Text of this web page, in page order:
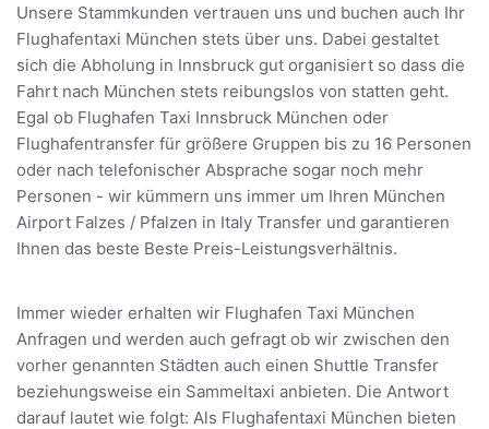
Unsere Stammkunden vertrauen uns und buchen auch Ihr
Flughafentaxi München stets über uns. Dabei gestaltet
sich die Abholung in Innsbruck gut organisiert so dass die
Fahrt nach München stets reibungslos von statten geht.
Egal ob Flughafen Taxi Innsbruck München oder
Flughafentransfer für größere Gruppen bis zu 16 Personen
oder nach telefonischer Absprache sogar noch mehr
Personen - wir kümmern uns immer um Ihren München
Airport Falzes / Pfalzen in Italy Transfer und garantieren
Ihnen das beste Beste Preis-Leistungsverhältnis.
Immer wieder erhalten wir Flughafen Taxi München
Anfragen und werden auch gefragt ob wir zwischen den
vorher genannten Städten auch einen Shuttle Transfer
beziehungsweise ein Sammeltaxi anbieten. Die Antwort
darauf lautet wie folgt: Als Flughafentaxi München bieten